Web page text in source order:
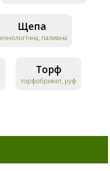
Щепа
паливна
Торф
торфобрикет, руф